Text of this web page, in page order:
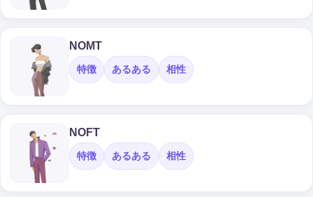
NOMT
特徴 あるある 相性
NOFT
特徴 あるある 相性